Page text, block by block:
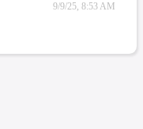
9/9/25, 8:53 AM